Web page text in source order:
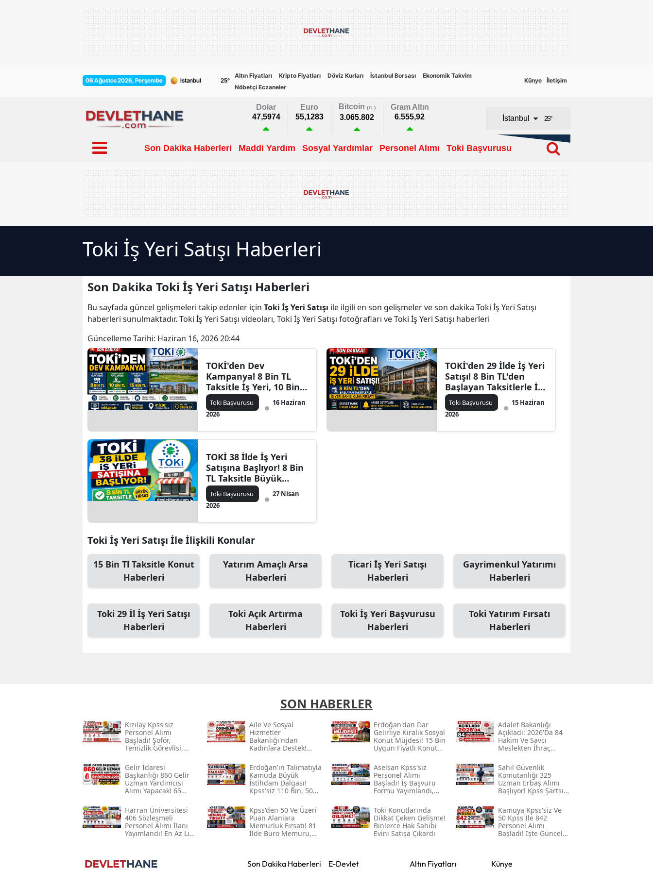
06 Ağustos 2026, Perşembe 25°
Altın Fiyatları Kripto Fiyatları Döviz Kurları İstanbul Borsası
Ekonomik Takvim
Nöbetçi Eczaneler
Künye İletişim
Dolar
47,5974
Euro
55,1283
Bitcoin (TL)
3.065.802
Gram Altın
6.555,92
İstanbul
Adana
Adıyaman
Artvin
Aydın
Balıkesir
Bilecik
Burdur
Çanakkale
Çankırı
Çorum
Denizli
Giresun
Hakkari
Hatay
Kars
Kastamonu
Kayseri
Kırklareli
Kocaeli
25°
Son Dakika Haberleri Maddi Yardım Sosyal Yardımlar Personel Alımı Toki Başvurusu
Toki İş Yeri Satışı Haberleri
Son Dakika Toki İş Yeri Satışı Haberleri
Bu sayfada güncel gelişmeleri takip edenler için Toki İş Yeri Satışı ile ilgili en son gelişmeler ve son dakika Toki İş Yeri Satışı
haberleri sunulmaktadır. Toki İş Yeri Satışı videoları, Toki İş Yeri Satışı fotoğrafları ve Toki İş Yeri Satışı haberleri
Güncelleme Tarihi: Haziran 16, 2026 20:44
TOKİ'den Dev
Kampanya! 8 Bin TL
Taksitle İş Yeri, 10 Bin
TL Taksitle Arsa, 15 Bin
TL Taksitle Konut Satışı
Başladı
Toki Başvurusu
16 Haziran
2026
TOKİ'den 29 İlde İş Yeri
Satışı! 8 Bin TL'den
Başlayan Taksitlerle İş
Yeri Sahibi Olma Fırsatı
Toki Başvurusu
15 Haziran
2026
TOKİ 38 İlde İş Yeri
Satışına Başlıyor! 8 Bin
TL Taksitle Büyük
Fırsat
Toki Başvurusu
27 Nisan
2026
Toki İş Yeri Satışı İle İlişkili Konular
15 Bin Tl Taksitle Konut
Haberleri
Yatırım Amaçlı Arsa
Haberleri
Ticari İş Yeri Satışı
Haberleri
Gayrimenkul Yatırımı
Haberleri
Toki 29 İl İş Yeri Satışı
Haberleri
Toki Açık Artırma
Haberleri
Toki İş Yeri Başvurusu
Haberleri
Toki Yatırım Fırsatı
Haberleri
SON HABERLER
Kızılay Kpss'siz
Personel Alımı
Başladı! Şoför,
Temizlik Görevlisi,
İşçi Alınacak
Aile Ve Sosyal
Hizmetler
Bakanlığı'ndan
Kadınlara Destek!
Ödemeleri Ve
Başvuru Şartları
Açıklandı
Erdoğan'dan Dar
Gelirliye Kiralık Sosyal
Konut Müjdesi! 15 Bin
Uygun Fiyatlı Konut
Başlayacak
Adalet Bakanlığı
Açıkladı: 2026'da 84
Hakim Ve Savcı
Meslekten İhraç
Gelir İdaresi
Başkanlığı 860 Gelir
Uzman Yardımcısı
Alımı Yapacak! 65
Şartları Açıklandı
Erdoğan'ın Talimatıyla
Kamuda Büyük
İstihdam Dalgası!
Kpss'siz 110 Bin, 50
Personel Alımı
Bekleniyor
Aselsan Kpss'siz
Personel Alımı
Başladı! İş Başvuru
Formu Yayımlandı,
Personel Alınacak
Sahil Güvenlik
Komutanlığı 325
Uzman Erbaş Alımı
Başlıyor! Kpss Şartsız
Ağustos'ta Başlayacak
Harran Üniversitesi
406 Sözleşmeli
Personel Alımı İlanı
Yayımlandı! En Az Lise
Kpss'den 50 Ve Üzeri
Puan Alanlara
Memurluk Fırsatı! 81
İlde Büro Memuru,
Toki̇ Konutlarında
Dikkat Çeken Gelişme!
Binlerce Hak Sahibi
Evini Satışa Çıkardı
Kamuya Kpss'siz Ve
50 Kpss Ile 842
Personel Alımı
Başladı! İşte Güncel
Son Dakika Haberleri E-Devlet Altın Fiyatları Künye